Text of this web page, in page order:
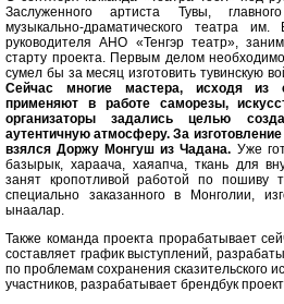
Заслуженного артиста Тувы,
музыкально-драматического театра им.
руководителя АНО «Тенгэр театр»,
старту проекта. Первым делом
сумел бы за месяц изготовить тувинскую
Сейчас многие мастера, исходя из
применяют в работе саморезы,
организаторы задались целью
аутентичную атмосферу. За
взялся Доржу Монгуш из Чадана. Уже
базырык, хараача, хаяапча, ткань для
занят кропотливой работой по пошиву
специально заказанного в Монголии,
ынаалар.
Также команда проекта прорабатывает
составляет график выступлений,
по проблемам сохранения сказительского
участников, разрабатывает брендбук